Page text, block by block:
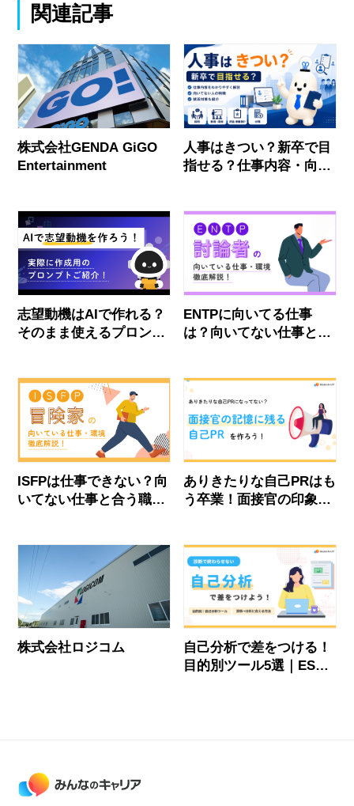
関連記事
株式会社GENDA GiGO
Entertainment
人事はきつい？新卒で目
指せる？仕事内容・向い
志望動機はAIで作れる？
そのまま使えるプロンプ
ENTPに向いてる仕事
は？向いてない仕事と就
ISFPは仕事できない？向
いてない仕事と合う職場
ありきたりな自己PRはも
う卒業！面接官の印象に
株式会社ロジコム
自己分析で差をつける！
目的別ツール5選｜ES・